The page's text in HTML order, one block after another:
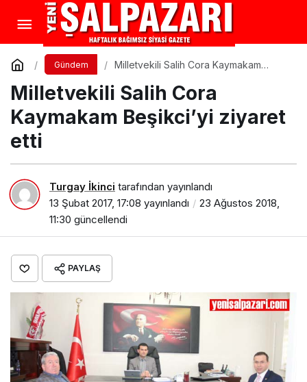
Gündem
Milletvekili Salih Cora Kaymakam
Milletvekili Salih Cora
Kaymakam Beşikci’yi ziyaret
etti
Turgay İkinci tarafından yayınlandı
13 Şubat 2017, 17:08 yayınlandı
23 Ağustos 2018,
11:30 güncellendi
PAYLAŞ